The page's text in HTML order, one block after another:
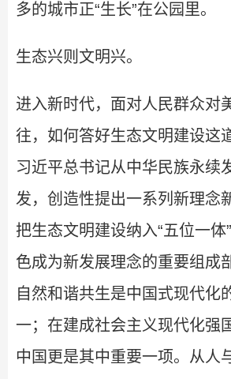
多的城市正“生长”在公园里。
生态兴则文明兴。
进入新时代，面对人民群众对
往，如何答好生态文明建设这
习近平总书记从中华民族永续
发，创造性提出一系列新理念
把生态文明建设纳入“五位一体
色成为新发展理念的重要组成
自然和谐共生是中国式现代化
一；在建成社会主义现代化强
中国更是其中重要一项。从人